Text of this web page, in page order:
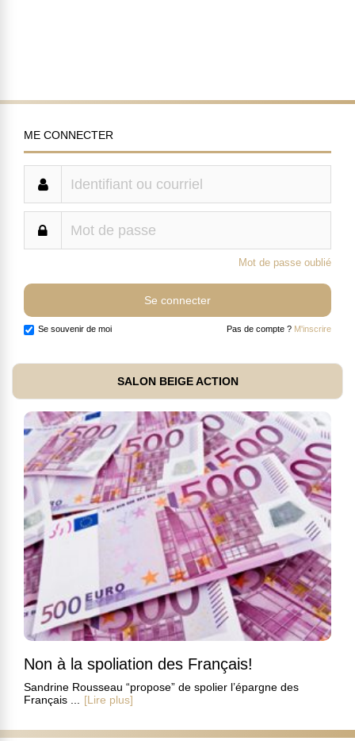
ME CONNECTER
Mot de passe oublié
Se souvenir de moi Pas de compte ? M'inscrire
SALON BEIGE ACTION
Non à la spoliation des Français!
Sandrine Rousseau “propose” de spolier l’épargne des
Français ...
[Lire plus]